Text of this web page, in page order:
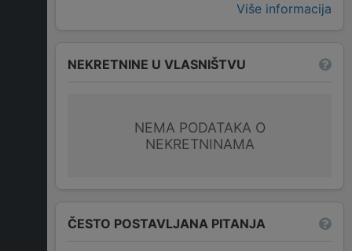
Više informacija
NEKRETNINE U VLASNIŠTVU
NEMA PODATAKA O
NEKRETNINAMA
ČESTO POSTAVLJANA PITANJA